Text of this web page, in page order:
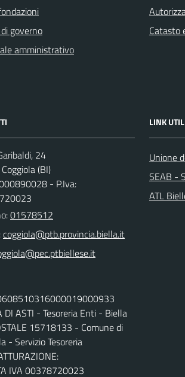
governo
amministrativo
Catasto
24
(BI)
- P.Iva:
01578512
DI ASTI - Tesoreria Enti - Biella
15718133 - Comune di
- Servizio Tesoreria
IVA 00378720023
LINK
Unione
SEAB -
ATL